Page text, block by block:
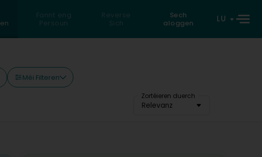
Fannt eng
Persoun
Reverse
Sich
Sech
aloggen
LU
Méi Filteren
Zortéieren duerch
Relevanz